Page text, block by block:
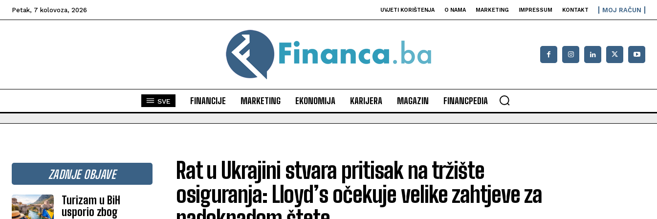
Petak, 7 kolovoza, 2026 UVJETI KORIŠTENJA O NAMA MARKETING IMPRESSUM KONTAKT MOJ RAČUN
SVE FINANCIJE MARKETING EKONOMIJA KARIJERA MAGAZIN FINANCPEDIA
ZADNJE OBJAVE
Turizam u BiH
usporio zbog
Rat u Ukrajini stvara pritisak na tržište
osiguranja: Lloyd’s očekuje velike zahtjeve za